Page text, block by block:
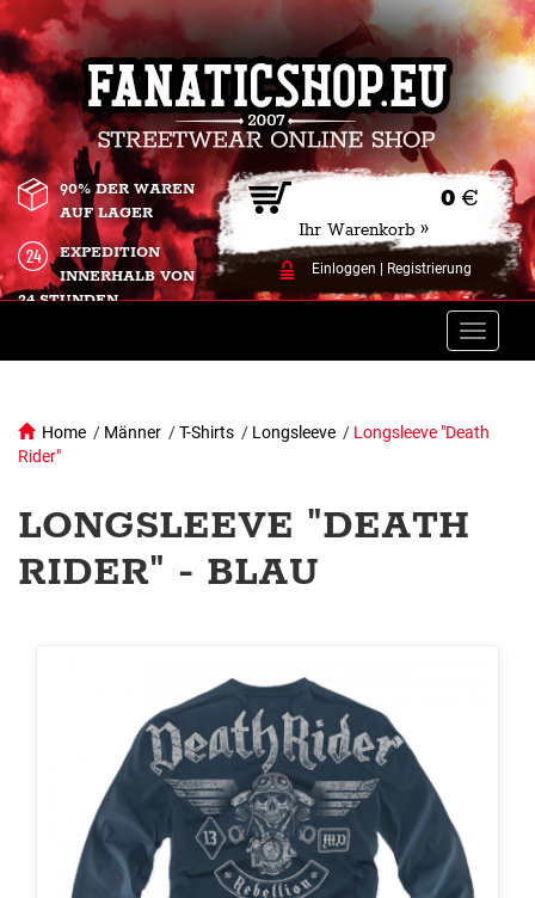
0 €
Ihr Warenkorb »
Einloggen Registrierung
90% DER WAREN
AUF LAGER
EXPEDITION
INNERHALB VON
24 STUNDEN.
Toggle
Home / Männer /T-Shirts / Longsleeve / Longsleeve "Death
Rider"
LONGSLEEVE "DEATH
RIDER" - BLAU